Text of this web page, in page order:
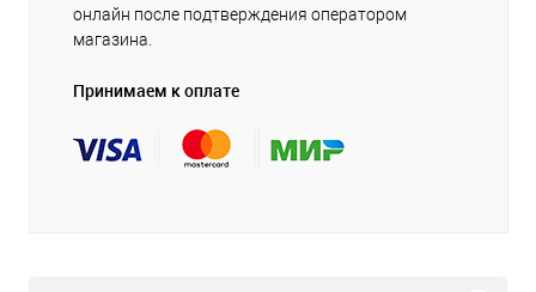
онлайн после подтверждения оператором
магазина.
Принимаем к оплате